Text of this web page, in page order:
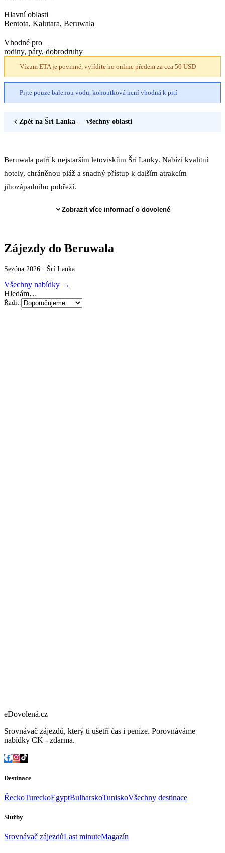
Hlavní oblasti
Bentota, Kalutara, Beruwala
Vhodné pro
rodiny, páry, dobrodruhy
Vízum ETA je povinné, vyřídíte ho online předem za cca 50 USD
Pijte pouze balenou vodu, kohoutková není vhodná k pití
Zpět na Šrí Lanka — všechny oblasti
Beruwala patří k nejstarším letoviskům Šrí Lanky. Nabízí kvalitní
hotely, chráněnou pláž a snadný přístup k dalším atrakcím
jihozápadního pobřeží.
Zobrazit více informací o dovolené
Zájezdy do Beruwala
Sezóna 2026 · Šrí Lanka
Všechny nabídky →
Hledám…
Řadit:
eDovolená.cz
Srovnávač zájezdů, který ti ušetří čas i peníze. Porovnáváme
nabídky CK - zdarma.
Destinace
ŘeckoTureckoEgyptBulharskoTuniskoVšechny destinace
Služby
Srovnávač zájezdůLast minuteMagazín